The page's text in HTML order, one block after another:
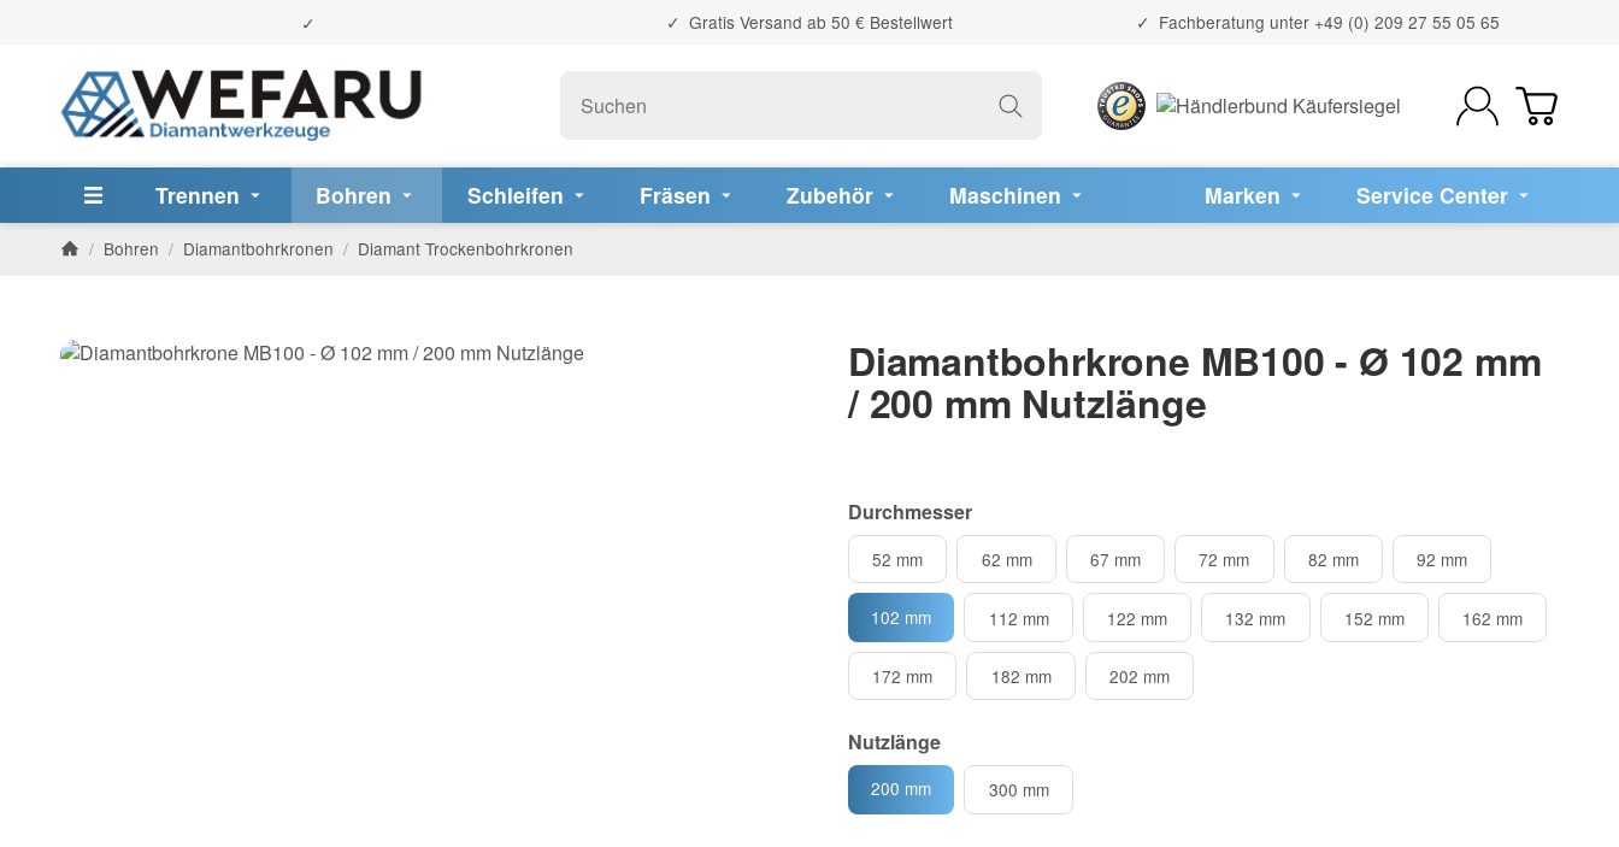
Gratis Versand ab 50 € Bestellwert Fachberatung unter +49 (0) 209 27 55 05 65
Trennen Bohren Schleifen Fräsen Zubehör Maschinen Marken Service Center
/ Bohren / Diamantbohrkronen / Diamant Trockenbohrkronen
Diamantbohrkrone MB100 - Ø 102 mm
/ 200 mm Nutzlänge
Durchmesser
52 mm 62 mm 67 mm 72 mm 82 mm 92 mm
102 mm 112 mm 122 mm 132 mm 152 mm 162 mm
172 mm 182 mm 202 mm
Nutzlänge
200 mm 300 mm